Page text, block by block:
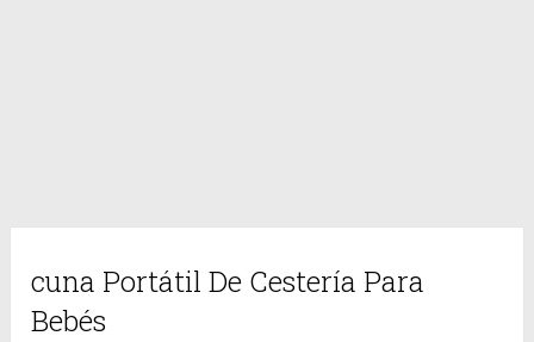
cuna Portátil De Cestería Para
Bebés